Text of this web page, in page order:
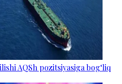
AQSh pozitsiyasiga bog‘liq